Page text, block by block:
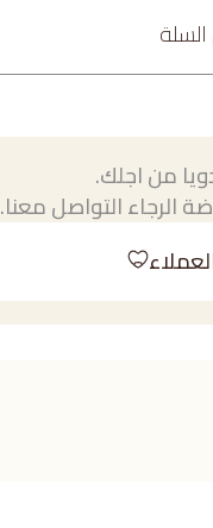
من اجلك.
الرجاء التواصل معنا.